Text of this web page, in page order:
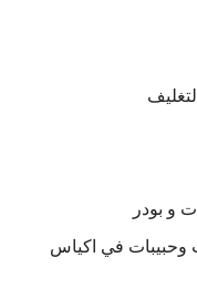
و بودر
وحبيبات في اكياس